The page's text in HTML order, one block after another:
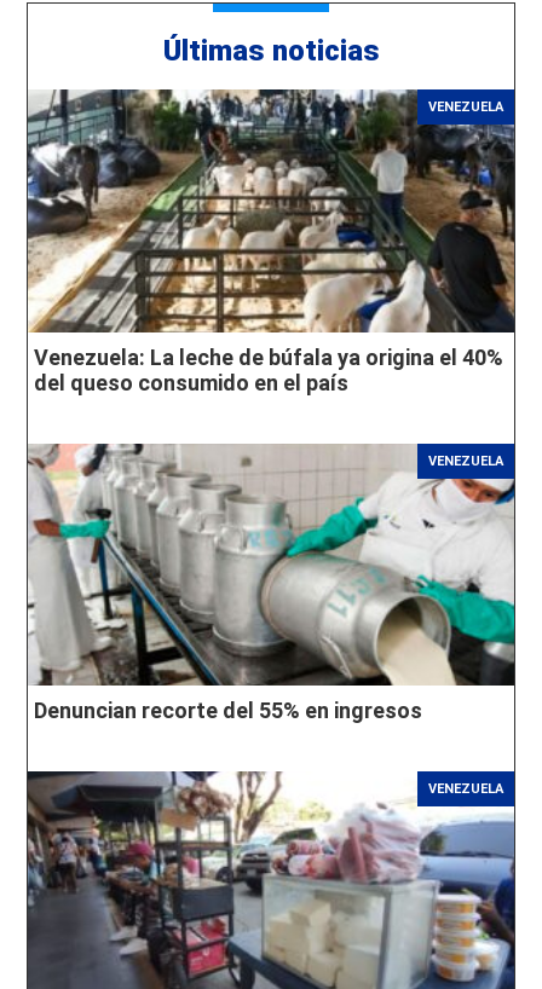
Últimas noticias
VENEZUELA
Venezuela: La leche de búfala ya origina el 40%
del queso consumido en el país
VENEZUELA
Denuncian recorte del 55% en ingresos
VENEZUELA